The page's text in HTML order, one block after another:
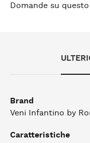
Brand
Veni Infantino by
Caratteristiche
Domande su